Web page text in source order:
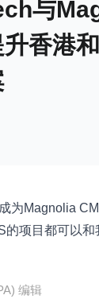
与
香港
为Magnolia
的项目都可以
编辑